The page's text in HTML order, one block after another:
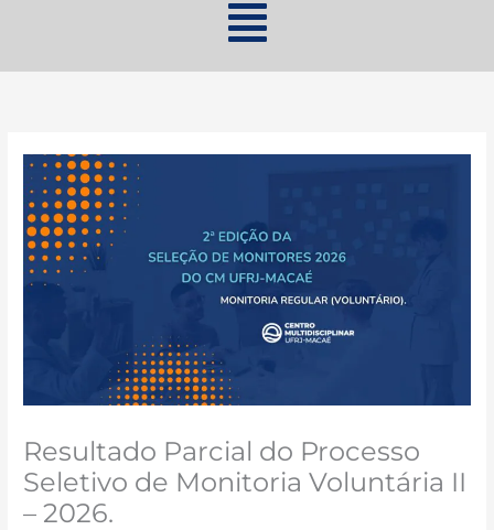
Resultado Parcial do Processo
Seletivo de Monitoria Voluntária II
– 2026.